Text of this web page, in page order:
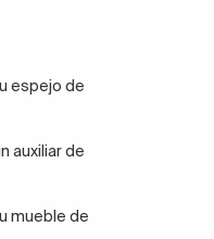
espejo de
auxiliar de
mueble de